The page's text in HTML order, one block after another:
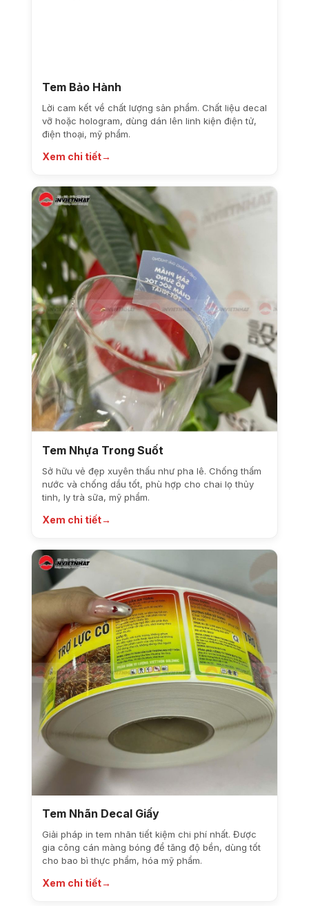
Tem Bảo Hành
Lời cam kết về chất lượng sản phẩm. Chất liệu decal
vỡ hoặc hologram, dùng dán lên linh kiện điện tử,
điện thoại, mỹ phẩm.
Xem chi tiết→
Tem Nhựa Trong Suốt
Sở hữu vẻ đẹp xuyên thấu như pha lê. Chống thấm
nước và chống dầu tốt, phù hợp cho chai lọ thủy
tinh, ly trà sữa, mỹ phẩm.
Xem chi tiết→
Tem Nhãn Decal Giấy
Giải pháp in tem nhãn tiết kiệm chi phí nhất. Được
gia công cán màng bóng để tăng độ bền, dùng tốt
cho bao bì thực phẩm, hóa mỹ phẩm.
Xem chi tiết→